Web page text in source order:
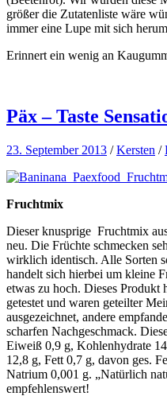
größer die Zutatenliste wäre
immer eine Lupe mit sich
Erinnert ein wenig an
Päx – Taste
23. September 2013 /Kersten /
Fruchtmix
Dieser knusprige Fruchtmix
neu. Die Früchte schmecken
wirklich identisch. Alle Sorten
handelt sich hierbei um kleine
etwas zu hoch. Dieses Produkt
getestet und waren geteilter
ausgezeichnet, andere
scharfen Nachgeschmack.
Eiweiß 0,9 g, Kohlenhydrate
12,8 g, Fett 0,7 g, davon ges.
Natrium 0,001 g. „Natürlich
empfehlenswert!